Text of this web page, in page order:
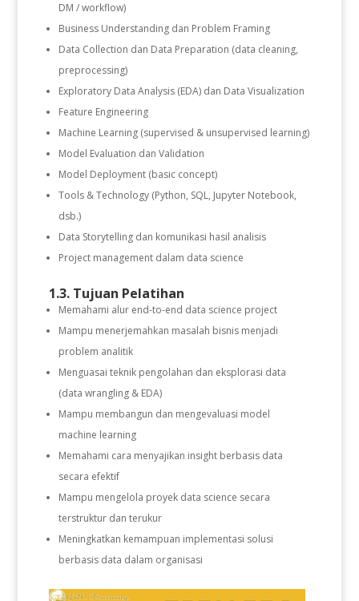
DM / workflow)
Business Understanding dan Problem Framing
Data Collection dan Data Preparation (data cleaning,
preprocessing)
Exploratory Data Analysis (EDA) dan Data Visualization
Feature Engineering
Machine Learning (supervised & unsupervised learning)
Model Evaluation dan Validation
Model Deployment (basic concept)
Tools & Technology (Python, SQL, Jupyter Notebook,
dsb.)
Data Storytelling dan komunikasi hasil analisis
Project management dalam data science
1.3. Tujuan Pelatihan
Memahami alur end-to-end data science project
Mampu menerjemahkan masalah bisnis menjadi
problem analitik
Menguasai teknik pengolahan dan eksplorasi data
(data wrangling & EDA)
Mampu membangun dan mengevaluasi model
machine learning
Memahami cara menyajikan insight berbasis data
secara efektif
Mampu mengelola proyek data science secara
terstruktur dan terukur
Meningkatkan kemampuan implementasi solusi
berbasis data dalam organisasi